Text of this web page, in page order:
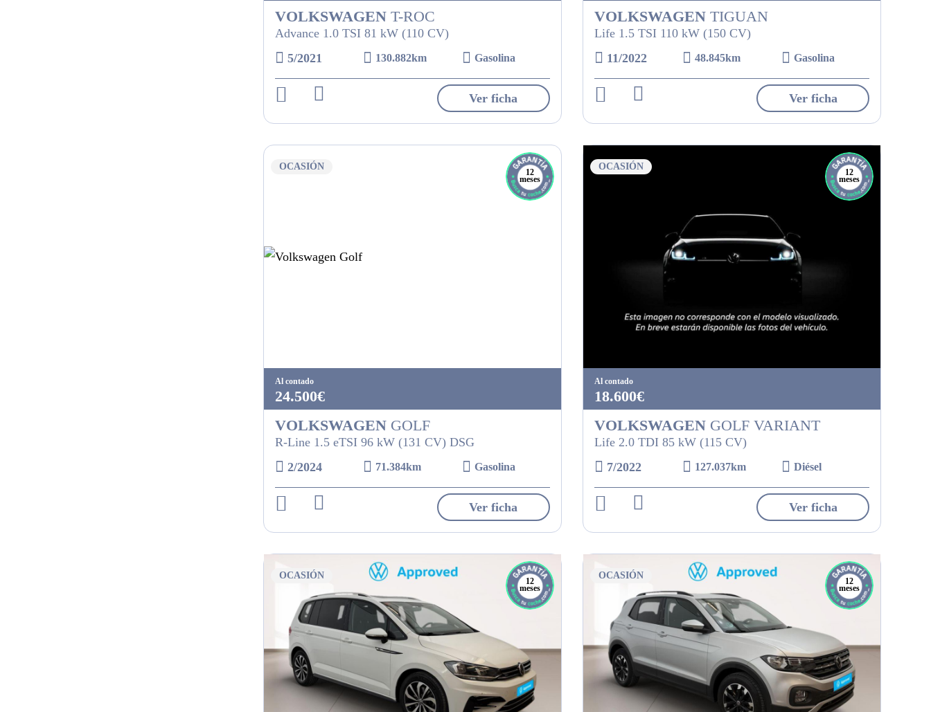
VOLKSWAGENT-ROC
Advance 1.0 TSI 81 kW (110 CV)
5/2021
130.882km Gasolina
Ver ficha
VOLKSWAGENTIGUAN
Life 1.5 TSI 110 kW (150 CV)
11/2022
48.845km Gasolina
Ver ficha
OCASIÓN
12
meses
Al contado
24.500€
VOLKSWAGENGOLF
R-Line 1.5 eTSI 96 kW (131 CV) DSG
2/2024
71.384km Gasolina
Ver ficha
OCASIÓN
12
meses
Al contado
18.600€
VOLKSWAGENGOLF VARIANT
Life 2.0 TDI 85 kW (115 CV)
7/2022
127.037km Diésel
Ver ficha
OCASIÓN
12
meses
OCASIÓN
12
meses